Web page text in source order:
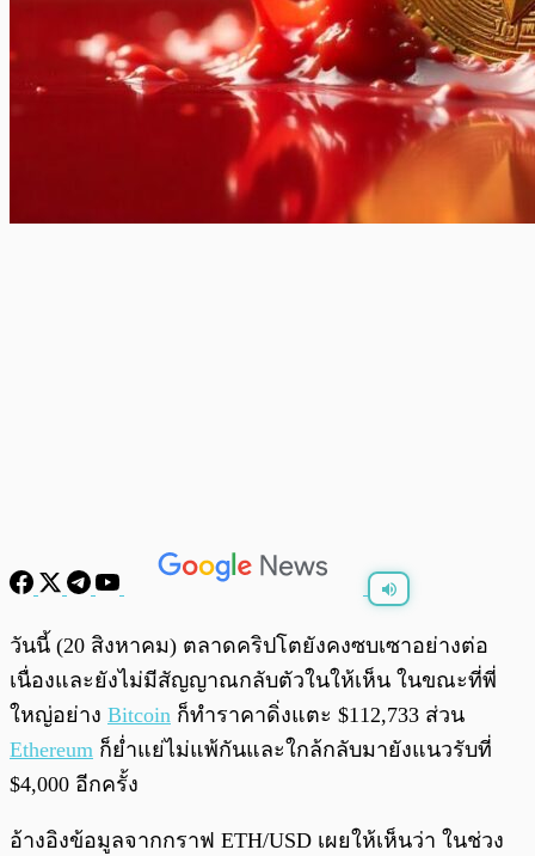
พร้อมเล่น / 0:00
วันนี้ (20 สิงหาคม) ตลาดคริปโตยังคงซบเซาอย่างต่อ
เนื่องและยังไม่มีสัญญาณกลับตัวในให้เห็น ในขณะที่พี่
ใหญ่อย่าง Bitcoin ก็ทำราคาดิ่งแตะ $112,733 ส่วน
Ethereum ก็ย่ำแย่ไม่แพ้กันและใกล้กลับมายังแนวรับที่
$4,000 อีกครั้ง
อ้างอิงข้อมูลจากกราฟ ETH/USD เผยให้เห็นว่า ในช่วง